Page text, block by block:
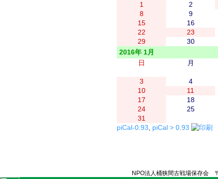
1
2
8
9
15
16
22
23
29
30
2016年 1月
日
月
3
4
10
11
17
18
24
25
31
piCal-0.93, piCal > 0.93
NPO法人桶狭間古戦場保存